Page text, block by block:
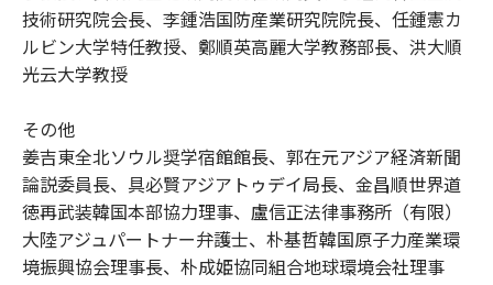
技術研究院会長、李鍾浩国防産業研究院院長、任鍾憲カ
ルビン大学特任教授、鄭順英高麗大学教務部長、洪大順
光云大学教授
その他
姜吉東全北ソウル奨学宿館館長、郭在元アジア経済新聞
論説委員長、具必賢アジアトゥデイ局長、金昌順世界道
徳再武装韓国本部協力理事、盧信正法律事務所（有限）
大陸アジュパートナー弁護士、朴基哲韓国原子力産業環
境振興協会理事長、朴成姫協同組合地球環境会社理事